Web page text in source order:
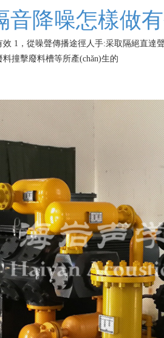
音降噪怎樣做
1，從噪聲傳播途徑人手:采取隔絕直達聲
撞擊廢料槽等所產(chǎn)生的